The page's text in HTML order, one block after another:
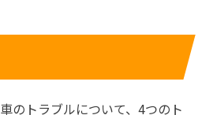
のトラブルについて、4つのト